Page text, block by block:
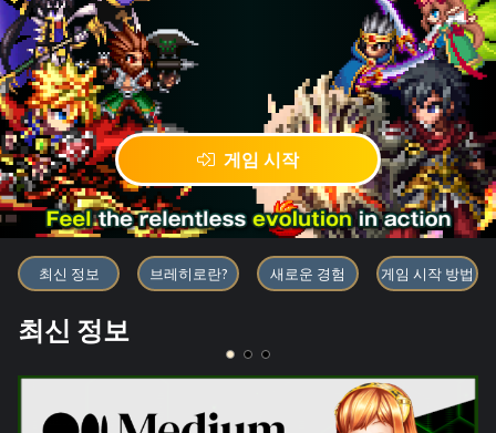
게임 시작
블록체인 게임 「BRAVE
최신 정보 브레히로란? 새로운 경험 게임 시작 방법
최신 정보